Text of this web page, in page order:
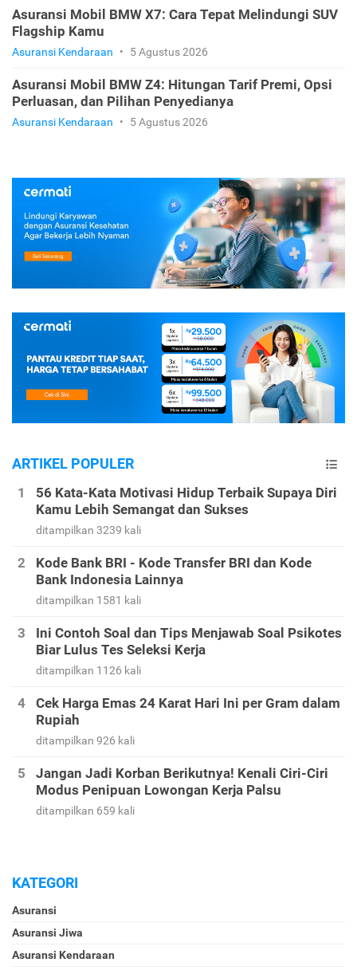
Asuransi Mobil BMW X7: Cara Tepat Melindungi SUV
Flagship Kamu
Asuransi Kendaraan • 5 Agustus 2026
Asuransi Mobil BMW Z4: Hitungan Tarif Premi, Opsi
Perluasan, dan Pilihan Penyedianya
Asuransi Kendaraan • 5 Agustus 2026
ARTIKEL POPULER
56 Kata-Kata Motivasi Hidup Terbaik Supaya Diri
Kamu Lebih Semangat dan Sukses
ditampilkan 3239 kali
Kode Bank BRI - Kode Transfer BRI dan Kode
Bank Indonesia Lainnya
ditampilkan 1581 kali
Ini Contoh Soal dan Tips Menjawab Soal Psikotes
Biar Lulus Tes Seleksi Kerja
ditampilkan 1126 kali
Cek Harga Emas 24 Karat Hari Ini per Gram dalam
Rupiah
ditampilkan 926 kali
Jangan Jadi Korban Berikutnya! Kenali Ciri-Ciri
Modus Penipuan Lowongan Kerja Palsu
ditampilkan 659 kali
KATEGORI
Asuransi
Asuransi Jiwa
Asuransi Kendaraan